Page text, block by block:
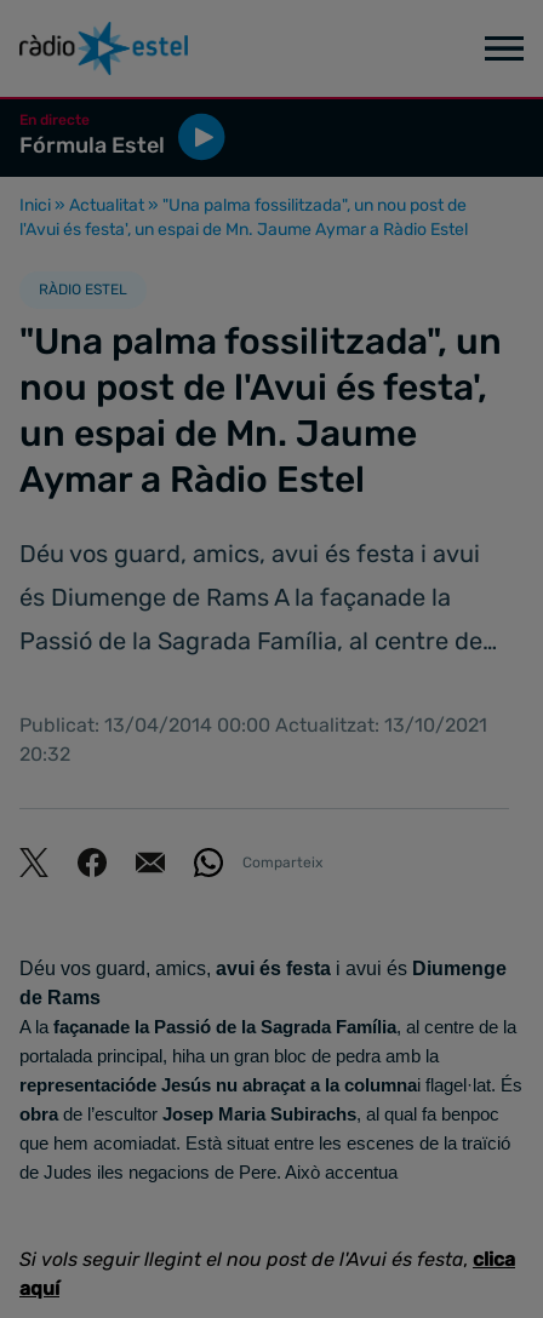
En directe
Fórmula Estel
Inici » Actualitat » "Una palma fossilitzada", un nou post de
l'Avui és festa', un espai de Mn. Jaume Aymar a Ràdio Estel
RÀDIO ESTEL
"Una palma fossilitzada", un
nou post de l'Avui és festa',
un espai de Mn. Jaume
Aymar a Ràdio Estel
Déu vos guard, amics, avui és festa i avui
és Diumenge de Rams A la façanade la
Passió de la Sagrada Família, al centre de…
Publicat: 13/04/2014 00:00 Actualitzat: 13/10/2021
20:32
Comparteix
Déu vos guard, amics, avui és festa i avui és Diumenge
de Rams
A la façanade la Passió de la Sagrada Família, al centre de la
portalada principal, hiha un gran bloc de pedra amb la
representacióde Jesús nu abraçat a la columnai flagel·lat. És
obra de l’escultor Josep Maria Subirachs, al qual fa benpoc
que hem acomiadat. Està situat entre les escenes de la traïció
de Judes iles negacions de Pere. Això accentua
Si vols seguir llegint el nou post de l'Avui és festa, clica
aquí